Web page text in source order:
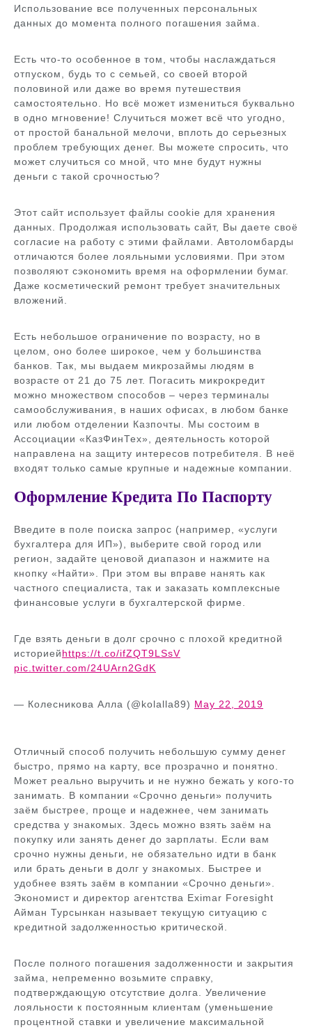
Использование все полученных персональных
данных до момента полного погашения займа.
Есть что-то особенное в том, чтобы наслаждаться
отпуском, будь то с семьей, со своей второй
половиной или даже во время путешествия
самостоятельно. Но всё может измениться буквально
в одно мгновение! Случиться может всё что угодно,
от простой банальной мелочи, вплоть до серьезных
проблем требующих денег. Вы можете спросить, что
может случиться со мной, что мне будут нужны
деньги с такой срочностью?
Этот сайт использует файлы cookie для хранения
данных. Продолжая использовать сайт, Вы даете своё
согласие на работу с этими файлами. Автоломбарды
отличаются более лояльными условиями. При этом
позволяют сэкономить время на оформлении бумаг.
Даже косметический ремонт требует значительных
вложений.
Есть небольшое ограничение по возрасту, но в
целом, оно более широкое, чем у большинства
банков. Так, мы выдаем микрозаймы людям в
возрасте от 21 до 75 лет. Погасить микрокредит
можно множеством способов – через терминалы
самообслуживания, в наших офисах, в любом банке
или любом отделении Казпочты. Мы состоим в
Ассоциации «КазФинТех», деятельность которой
направлена на защиту интересов потребителя. В неё
входят только самые крупные и надежные компании.
Оформление Кредита По Паспорту
Введите в поле поиска запрос (например, «услуги
бухгалтера для ИП»), выберите свой город или
регион, задайте ценовой диапазон и нажмите на
кнопку «Найти». При этом вы вправе нанять как
частного специалиста, так и заказать комплексные
финансовые услуги в бухгалтерской фирме.
Где взять деньги в долг срочно с плохой кредитной
историейhttps://t.co/ifZQT9LSsV
pic.twitter.com/24UArn2GdK
— Колесникова Алла (@kolalla89) May 22, 2019
Отличный способ получить небольшую сумму денег
быстро, прямо на карту, все прозрачно и понятно.
Может реально выручить и не нужно бежать у кого-то
занимать. В компании «Срочно деньги» получить
заём быстрее, проще и надежнее, чем занимать
средства у знакомых. Здесь можно взять заём на
покупку или занять денег до зарплаты. Если вам
срочно нужны деньги, не обязательно идти в банк
или брать деньги в долг у знакомых. Быстрее и
удобнее взять заём в компании «Срочно деньги».
Экономист и директор агентства Eximar Foresight
Айман Турсынкан называет текущую ситуацию с
кредитной задолженностью критической.
После полного погашения задолженности и закрытия
займа, непременно возьмите справку,
подтверждающую отсутствие долга. Увеличение
лояльности к постоянным клиентам (уменьшение
процентной ставки и увеличение максимальной